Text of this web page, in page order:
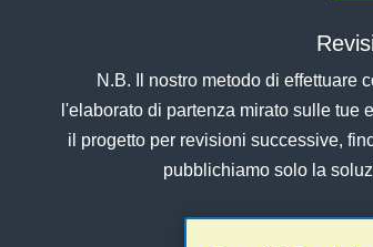
N.B. Il nostro metodo di effettuare
l'elaborato di partenza mirato sulle tue
il progetto per revisioni successive,
pubblichiamo solo la